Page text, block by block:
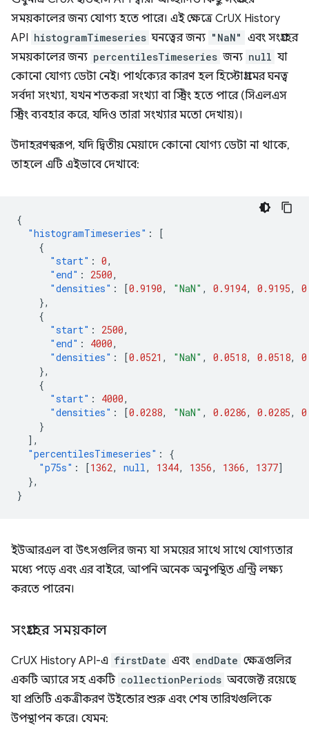
সময়কালের জন্য যোগ্য হতে পারে। এই ক্ষেত্রে CrUX History
API histogramTimeseries ঘনত্বের জন্য "NaN" এবং সংগ্রহের
সময়কালের জন্য percentilesTimeseries জন্য null যা
কোনো যোগ্য ডেটা নেই। পার্থক্যের কারণ হল হিস্টোগ্রামের ঘনত্ব
সর্বদা সংখ্যা, যখন শতকরা সংখ্যা বা স্ট্রিং হতে পারে (সিএলএস
স্ট্রিং ব্যবহার করে, যদিও তারা সংখ্যার মতো দেখায়)।
উদাহরণস্বরূপ, যদি দ্বিতীয় মেয়াদে কোনো যোগ্য ডেটা না থাকে,
তাহলে এটি এইভাবে দেখাবে:
{
"histogramTimeseries" :
[
{
"start" : 0,
"end" : 2500,
"densities" : [0.9190, "NaN" , 0.9194, 0.9195,
},
{
"start" : 2500,
"end" : 4000,
"densities" : [0.0521 , "NaN" , 0.0518, 0.0518,
},
{
"start" : 4000,
"densities" : [0.0288, "NaN" , 0.0286, 0.0285,
}
],
"percentilesTimeseries" :
{
"p75s" : [1362, null, 1344, 1356, 1366, 1377]
},
}
ইউআরএল বা উৎসগুলির জন্য যা সময়ের সাথে সাথে যোগ্যতার
মধ্যে পড়ে এবং এর বাইরে, আপনি অনেক অনুপস্থিত এন্ট্রি লক্ষ্য
করতে পারেন।
সংগ্রহের সময়কাল
CrUX History API-এ firstDate এবং endDate ক্ষেত্রগুলির
একটি অ্যারে সহ একটি collectionPeriods অবজেক্ট রয়েছে
যা প্রতিটি একত্রীকরণ উইন্ডোর শুরু এবং শেষ তারিখগুলিকে
উপস্থাপন করে। যেমন: